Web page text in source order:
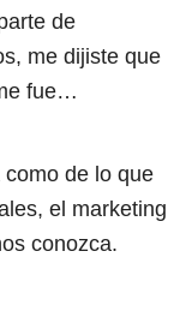
de
me dijiste que
fue…
de lo que
el marketing
conozca.